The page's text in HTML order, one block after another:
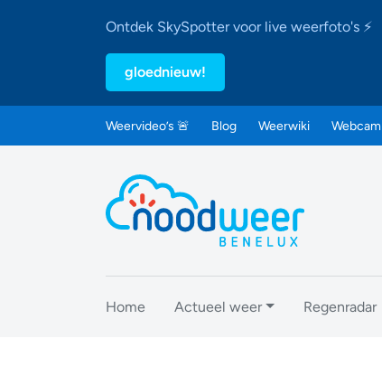
Ontdek SkySpotter voor live weerfoto's ⚡
gloednieuw!
Weervideo’s 🚨 Blog Weerwiki Webcam
Home Actueel weer Regenradar